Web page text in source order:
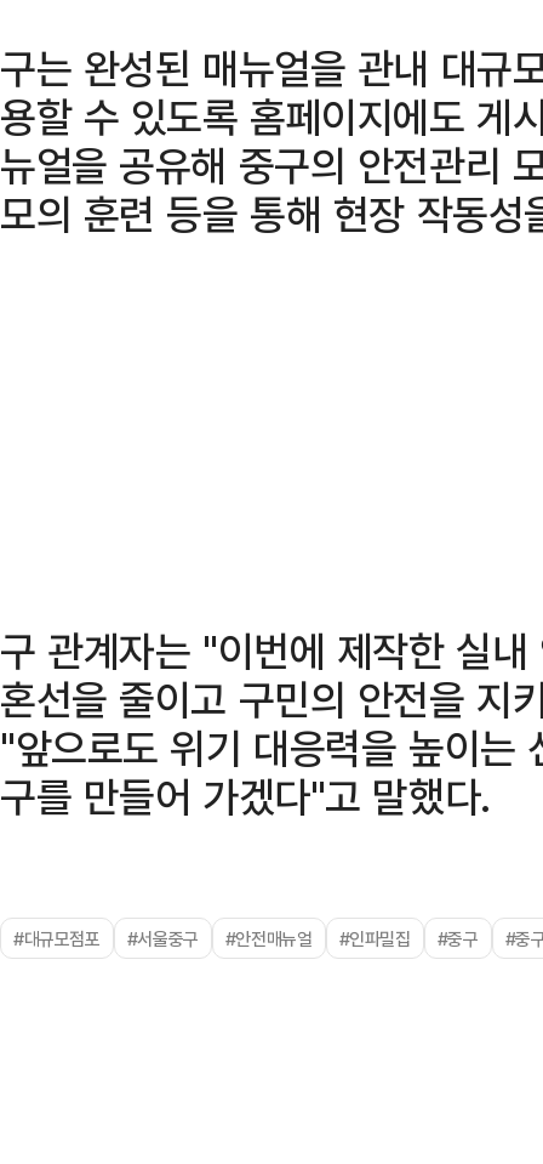
구는 완성된 매뉴얼을 관내 대규
용할 수 있도록 홈페이지에도 게
뉴얼을 공유해 중구의 안전관리
모의 훈련 등을 통해 현장 작동
구 관계자는 "이번에 제작한 실
혼선을 줄이고 구민의 안전을 지
"앞으로도 위기 대응력을 높이는
구를 만들어 가겠다"고 말했다.
#대규모점포 #서울중구 #안전매뉴얼 #인파밀집 #중구 #중